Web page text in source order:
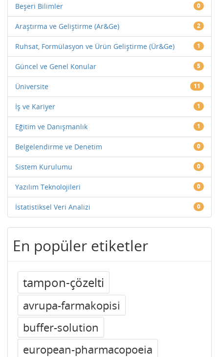
Beşeri Bilimler 0
Araştırma ve Geliştirme (Ar&Ge) 2
Ruhsat, Formülasyon ve Ürün Geliştirme (Ür&Ge) 1
Güncel ve Genel Konular 5
Üniversite 11
İş ve Kariyer 1
Eğitim ve Danışmanlık 1
Belgelendirme ve Denetim 0
Sistem Kurulumu 0
Yazılım Teknolojileri 0
İstatistiksel Veri Analizi 0
En popüler etiketler
tampon-çözelti
avrupa-farmakopisi
buffer-solution
european-pharmacopoeia